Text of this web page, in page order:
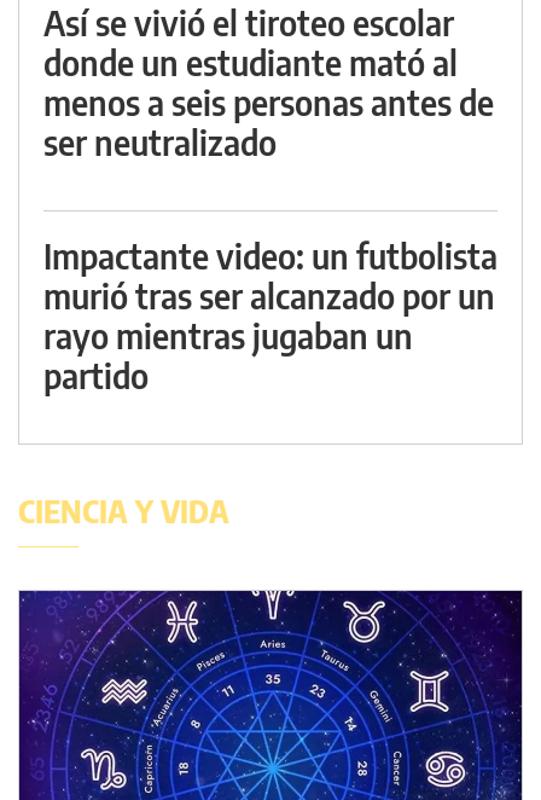
Así se vivió el tiroteo escolar
donde un estudiante mató al
menos a seis personas antes de
ser neutralizado
Impactante video: un futbolista
murió tras ser alcanzado por un
rayo mientras jugaban un
partido
CIENCIA Y VIDA